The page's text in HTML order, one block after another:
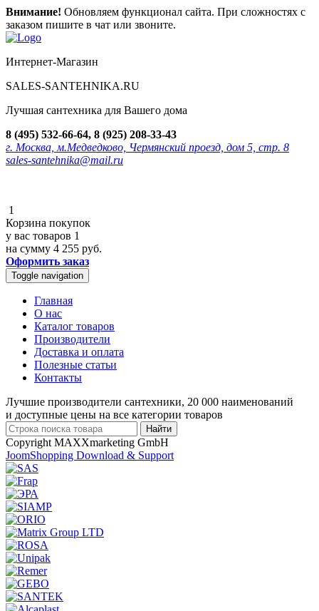
Внимание! Обновляем функционал сайта. При сложностях с
заказом пишите в чат или звоните.
Интернет-Магазин
SALES-SANTEHNIKA.RU
Лучшая сантехника для Вашего дома
8 (495) 532-66-64, 8 (925) 208-33-43
г. Москва, м.Медведково, Чермянский проезд, дом 5, стр. 8
sales-santehnika@mail.ru
1
Корзина покупок
у вас товаров 1
на сумму 4 255 руб.
Оформить заказ
Toggle navigation
Главная
О нас
Каталог товаров
Производители
Доставка и оплата
Полезные статьи
Контакты
Лучшие производители сантехники, 20 000 наименований
и доступные цены на все категории товаров
Copyright MAXXmarketing GmbH
JoomShopping Download & Support